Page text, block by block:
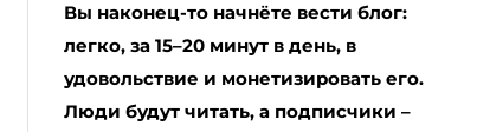
Вы наконец-то начнёте вести блог:
легко, за 15–20 минут в день, в
удовольствие и монетизировать его.
Люди будут читать, а подписчики –